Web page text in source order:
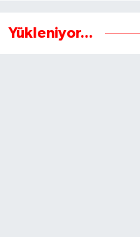
Yükleniyor...